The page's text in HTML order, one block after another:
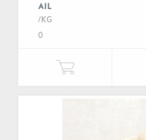
AIL
/KG
0